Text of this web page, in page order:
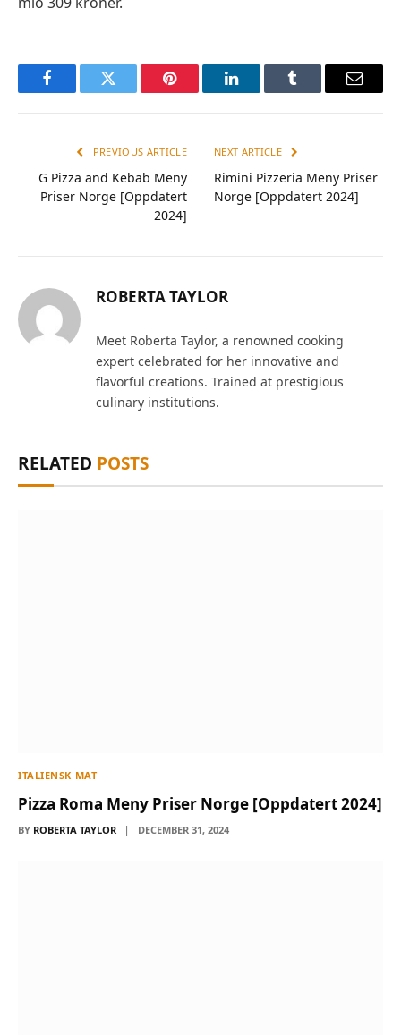
FacebookTwitter Pinterest LinkedInTumblr Email
PREVIOUS ARTICLE
G Pizza and Kebab Meny
Priser Norge [Oppdatert
2024]
NEXT ARTICLE
Rimini Pizzeria Meny Priser
Norge [Oppdatert 2024]
ROBERTA TAYLOR
Meet Roberta Taylor, a renowned cooking
expert celebrated for her innovative and
flavorful creations. Trained at prestigious
culinary institutions.
RELATED POSTS
ITALIENSK MAT
Pizza Roma Meny Priser Norge [Oppdatert 2024]
BY ROBERTA TAYLOR DECEMBER 31, 2024